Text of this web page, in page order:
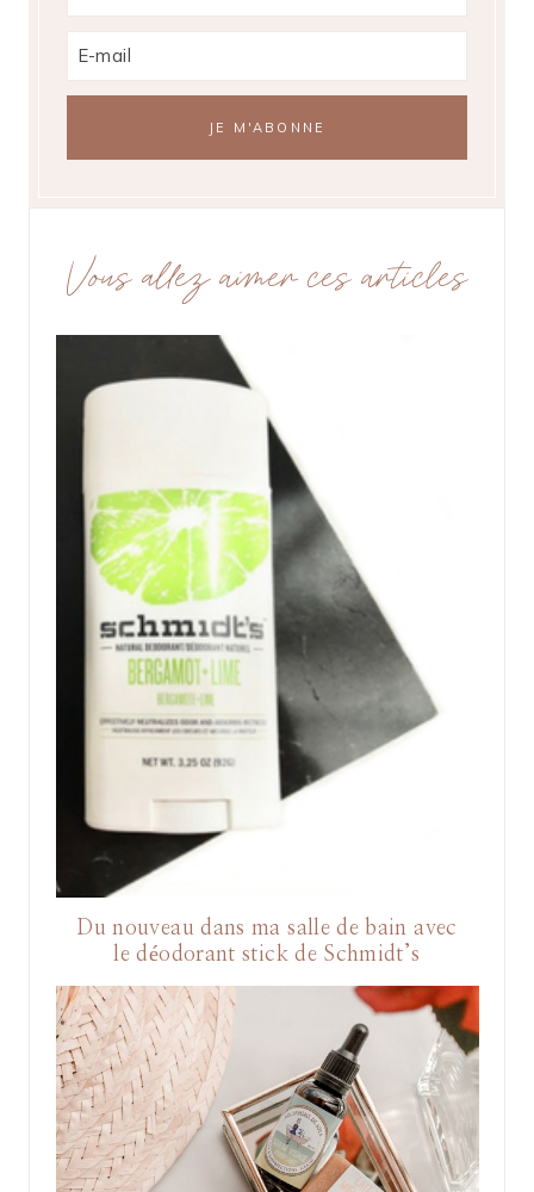
Vous allez aimer ces articles
Du nouveau dans ma salle de bain avec
le déodorant stick de Schmidt’s